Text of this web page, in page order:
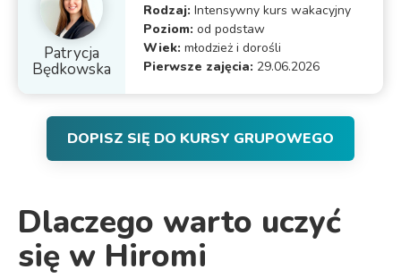
Patrycja
Będkowska
Rodzaj: Intensywny kurs wakacyjny
Poziom: od podstaw
Wiek: młodzież i dorośli
Pierwsze zajęcia: 29.06.2026
DOPISZ SIĘ DO KURSY GRUPOWEGO
Dlaczego warto uczyć
się w Hiromi